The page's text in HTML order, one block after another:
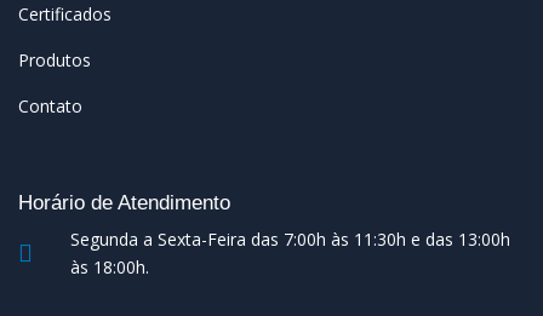
Certificados
Produtos
Contato
Horário de Atendimento
Segunda a Sexta-Feira das 7:00h às 11:30h e das 13:00h
às 18:00h.